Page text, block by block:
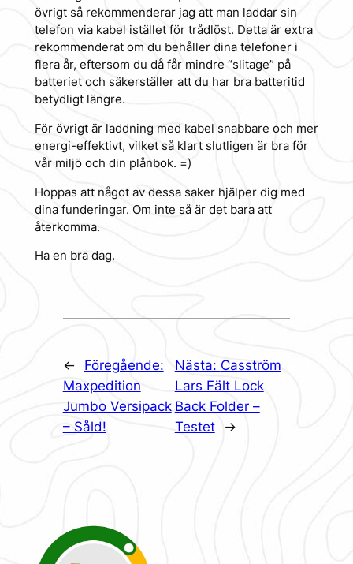
övrigt så rekommenderar jag att man laddar sin
telefon via kabel istället för trådlöst. Detta är extra
rekommenderat om du behåller dina telefoner i
flera år, eftersom du då får mindre “slitage” på
batteriet och säkerställer att du har bra batteritid
betydligt längre.
För övrigt är laddning med kabel snabbare och mer
energi-effektivt, vilket så klart slutligen är bra för
vår miljö och din plånbok. =)
Hoppas att något av dessa saker hjälper dig med
dina funderingar. Om inte så är det bara att
återkomma.
Ha en bra dag.
←
Föregående:
Maxpedition
Jumbo Versipack
– Såld!
Nästa: Casström
Lars Fält Lock
Back Folder –
Testet
→